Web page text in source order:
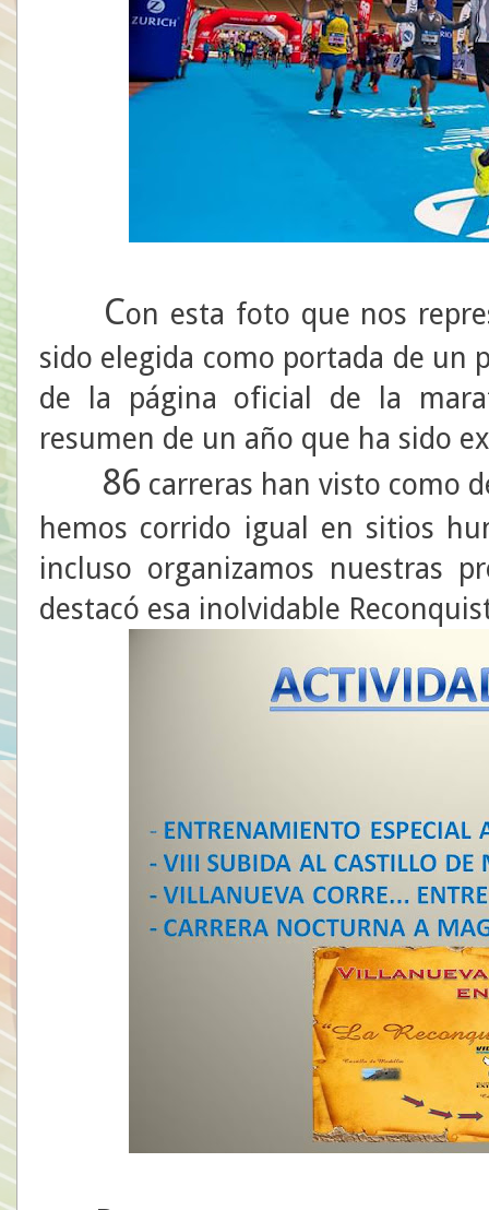
Con esta foto que nos
sido elegida como portada de un
de la página oficial de la
resumen de un año que ha sido
86 carreras han visto como
hemos corrido igual en sitios
incluso organizamos nuestras
destacó esa inolvidable